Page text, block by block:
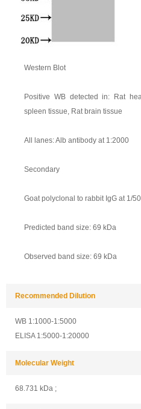
Western Blot
Positive WB detected in: Rat
spleen tissue, Rat brain tissue
All lanes: Alb antibody at 1:2000
Secondary
Goat polyclonal to rabbit IgG at 1/
Predicted band size: 69 kDa
Observed band size: 69 kDa
Recommended Dilution
WB 1:1000-1:5000
ELISA 1:5000-1:20000
Molecular Weight
68.731 kDa ;